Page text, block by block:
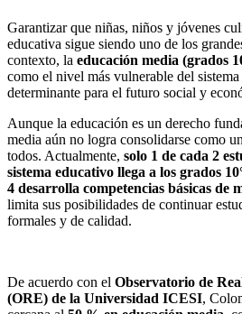
Garantizar que niñas, niños y jóvenes
educativa sigue siendo uno de los
contexto, la educación media (grados
como el nivel más vulnerable del
determinante para el futuro social y
Aunque la educación es un derecho
media aún no logra consolidarse como
todos. Actualmente, solo 1 de cada 2
sistema educativo llega a los grados
4 desarrolla competencias básicas de
limita sus posibilidades de continuar
formales y de calidad.
De acuerdo con el Observatorio de
(ORE) de la Universidad ICESI,